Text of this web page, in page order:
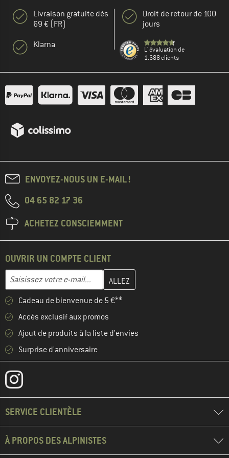
Livraison gratuite dès
69 € (FR)
Klarna
Droit de retour de 100
jours
L' évaluation de
1.688 clients
ENVOYEZ-NOUS UN E-MAIL !
04 65 82 17 36
ACHETEZ CONSCIEMMENT
OUVRIR UN COMPTE CLIENT
Adresse e-mail
Entrez votre adresse e-mail ici et créez votre compte client à la
Cadeau de bienvenue de 5 €**
Accès exclusif aux promos
Ajout de produits à la liste d'envies
Surprise d'anniversaire
SERVICE CLIENTÈLE
À PROPOS DES ALPINISTES